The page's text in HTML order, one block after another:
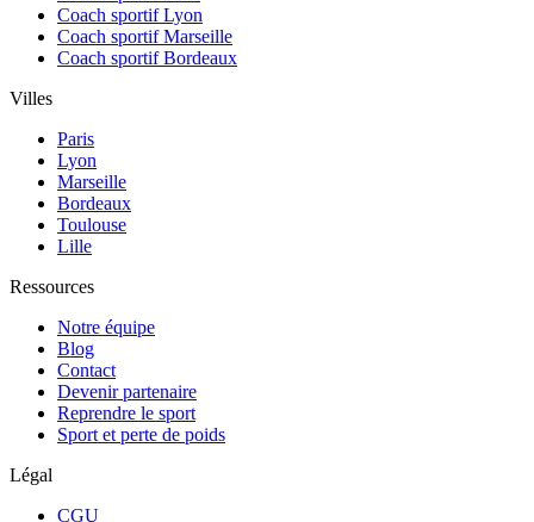
Coach sportif Lyon
Coach sportif Marseille
Coach sportif Bordeaux
Villes
Paris
Lyon
Marseille
Bordeaux
Toulouse
Lille
Ressources
Notre équipe
Blog
Contact
Devenir partenaire
Reprendre le sport
Sport et perte de poids
Légal
CGU